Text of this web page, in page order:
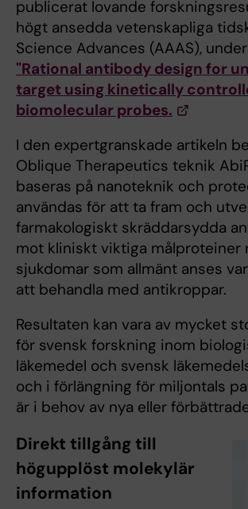
publicerat lovande
högt ansedda vetenskapliga
Science Advances (AAAS),
"Rational antibody design for
target using kinetically
biomolecular probes.
I den expertgranskade artikeln
Oblique Therapeutics teknik
baseras på nanoteknik och
användas för att ta fram och
farmakologiskt skräddarsydda
mot kliniskt viktiga målproteiner
sjukdomar som allmänt anses
att behandla med antikroppar.
Resultaten kan vara av mycket
för svensk forskning inom
läkemedel och svensk
och i förlängning för miljontals
är i behov av nya eller
Direkt tillgång till
högupplöst molekylär
information